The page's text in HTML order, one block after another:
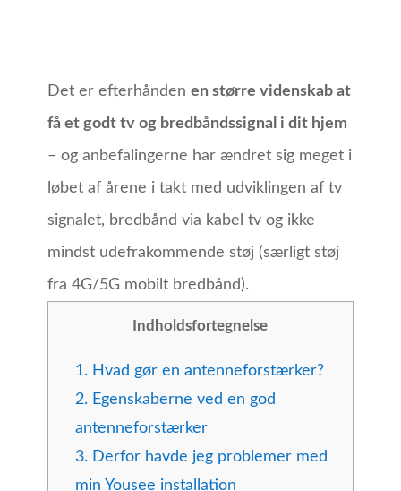
Det er efterhånden en større videnskab at
få et godt tv og bredbåndssignal i dit hjem
– og anbefalingerne har ændret sig meget i
løbet af årene i takt med udviklingen af tv
signalet, bredbånd via kabel tv og ikke
mindst udefrakommende støj (særligt støj
fra 4G/5G mobilt bredbånd).
Indholdsfortegnelse
1.Hvad gør en antenneforstærker?
2.Egenskaberne ved en god
antenneforstærker
3.Derfor havde jeg problemer med
min Yousee installation